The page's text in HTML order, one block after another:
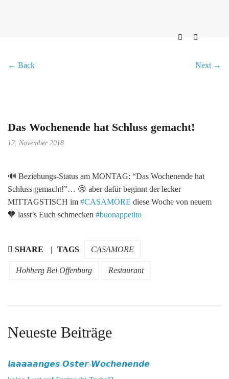
← Back Next →
Das Wochenende hat Schluss gemacht!
12. November 2018
🔊 Beziehungs-Status am MONTAG: “Das Wochenende hat
Schluss gemacht!”… 😢 aber dafür beginnt der lecker
MITTAGSTISCH im #CASAMORE diese Woche von neuem
💙 lasst’s Euch schmecken #buonappetito
SHARE TAGS CASAMORE
Hohberg Bei Offenburg Restaurant
Neueste Beiträge
𝙡𝙖𝙖𝙖𝙖𝙖𝙣𝙜𝙚𝙨 𝙊𝙨𝙩𝙚𝙧-𝙒𝙤𝙘𝙝𝙚𝙣𝙚𝙣𝙙𝙚